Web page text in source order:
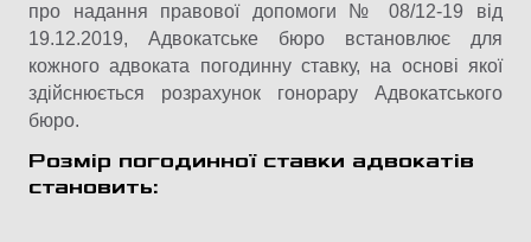
про надання правової допомоги № 08/12-19 від
19.12.2019, Адвокатське бюро встановлює для
кожного адвоката погодинну ставку, на основі якої
здійснюється розрахунок гонорару Адвокатського
бюро.
Розмір погодинної ставки адвокатів
становить: